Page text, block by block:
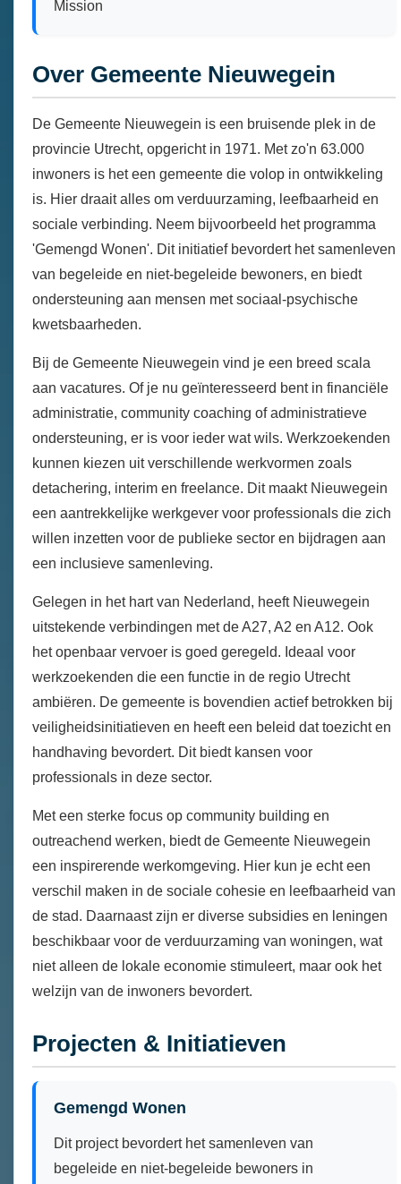
Mission
Over Gemeente Nieuwegein
De Gemeente Nieuwegein is een bruisende plek in de
provincie Utrecht, opgericht in 1971. Met zo'n 63.000
inwoners is het een gemeente die volop in ontwikkeling
is. Hier draait alles om verduurzaming, leefbaarheid en
sociale verbinding. Neem bijvoorbeeld het programma
'Gemengd Wonen'. Dit initiatief bevordert het samenleven
van begeleide en niet-begeleide bewoners, en biedt
ondersteuning aan mensen met sociaal-psychische
kwetsbaarheden.
Bij de Gemeente Nieuwegein vind je een breed scala
aan vacatures. Of je nu geïnteresseerd bent in financiële
administratie, community coaching of administratieve
ondersteuning, er is voor ieder wat wils. Werkzoekenden
kunnen kiezen uit verschillende werkvormen zoals
detachering, interim en freelance. Dit maakt Nieuwegein
een aantrekkelijke werkgever voor professionals die zich
willen inzetten voor de publieke sector en bijdragen aan
een inclusieve samenleving.
Gelegen in het hart van Nederland, heeft Nieuwegein
uitstekende verbindingen met de A27, A2 en A12. Ook
het openbaar vervoer is goed geregeld. Ideaal voor
werkzoekenden die een functie in de regio Utrecht
ambiëren. De gemeente is bovendien actief betrokken bij
veiligheidsinitiatieven en heeft een beleid dat toezicht en
handhaving bevordert. Dit biedt kansen voor
professionals in deze sector.
Met een sterke focus op community building en
outreachend werken, biedt de Gemeente Nieuwegein
een inspirerende werkomgeving. Hier kun je echt een
verschil maken in de sociale cohesie en leefbaarheid van
de stad. Daarnaast zijn er diverse subsidies en leningen
beschikbaar voor de verduurzaming van woningen, wat
niet alleen de lokale economie stimuleert, maar ook het
welzijn van de inwoners bevordert.
Projecten & Initiatieven
Gemengd Wonen
Dit project bevordert het samenleven van
begeleide en niet-begeleide bewoners in